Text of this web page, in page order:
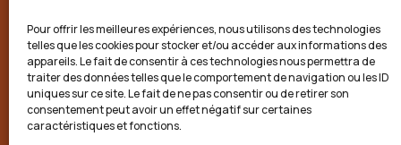
Pour offrir les meilleures expériences, nous utilisons des technologies
telles que les cookies pour stocker et/ou accéder aux informations des
appareils. Le fait de consentir à ces technologies nous permettra de
traiter des données telles que le comportement de navigation ou les ID
uniques sur ce site. Le fait de ne pas consentir ou de retirer son
consentement peut avoir un effet négatif sur certaines
caractéristiques et fonctions.
Politique de confidentialité
Conditions générales